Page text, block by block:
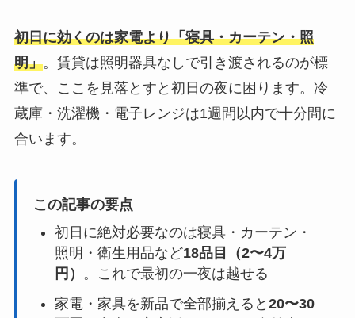
初日に効くのは家電より「寝具・カーテン・照
明」。賃貸は照明器具なしで引き渡されるのが標
準で、ここを見落とすと初日の夜に困ります。冷
蔵庫・洗濯機・電子レンジは1週間以内で十分間に
合います。
この記事の要点
初日に絶対必要なのは寝具・カーテン・
照明・衛生用品など18品目（2〜4万
円） 。これで最初の一夜は越せる
家電・家具を新品で全部揃えると 20〜30